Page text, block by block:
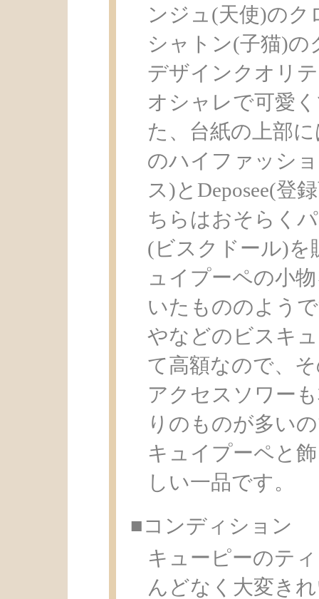
ンジュ(天使)の
シャトン(子猫)
デザインクオリ
オシャレで可愛
た、台紙の上部に
のハイファッシ
ス)とDeposee(登
ちらはおそらく
(ビスクドール)を
ュイプーペの小
いたもののよう
やなどのビスキ
て高額なので、
アクセスソワー
りのものが多い
キュイプーペと
しい一品です。
■コンディション
キューピーのテ
んどなく大変き